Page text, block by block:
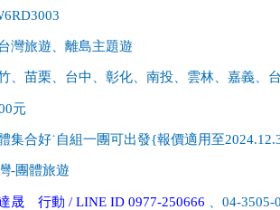
灣旅遊、離島主題遊
、苗栗、台中、彰化、南投、雲林、嘉義、
元
集合好˙自組一團可出發{報價適用至
-團體旅遊
晟 行動 / LINE ID 0977-250666 、04-3505-